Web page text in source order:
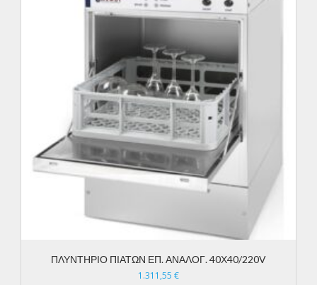
ΠΛΥΝΤΗΡΙΟ ΠΙΑΤΩΝ ΕΠ. ΑΝΑΛΟΓ. 40Χ40/220V
1.311,55 €